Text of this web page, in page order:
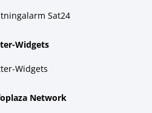
Sat24
Widgets
Widgets
Network